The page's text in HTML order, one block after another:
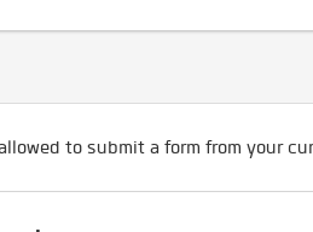
to submit a form from your